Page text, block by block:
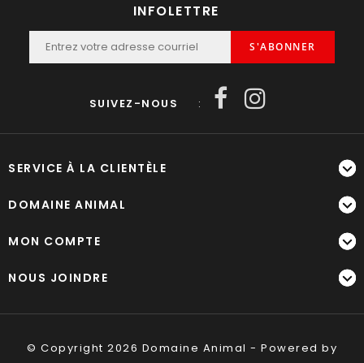
INFOLETTRE
S'ABONNER
SUIVEZ-NOUS :
SERVICE À LA CLIENTÈLE
DOMAINE ANIMAL
MON COMPTE
NOUS JOINDRE
© Copyright 2026 Domaine Animal - Powered by